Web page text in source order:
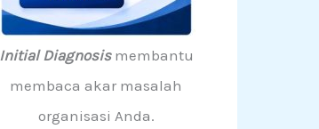
Initial Diagnosismembantu
membaca akar masalah
organisasi Anda.